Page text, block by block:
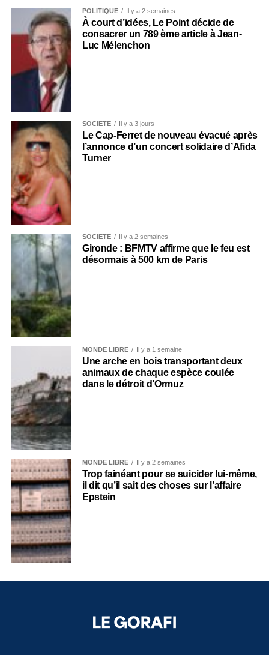
POLITIQUE Il y a 2 semaines
À court d’idées, Le Point décide de
consacrer un 789 ème article à Jean-
Luc Mélenchon
SOCIÉTÉ Il y a 3 jours
Le Cap-Ferret de nouveau évacué après
l’annonce d’un concert solidaire d’Afida
Turner
SOCIÉTÉ Il y a 2 semaines
Gironde : BFMTV affirme que le feu est
désormais à 500 km de Paris
MONDE LIBRE Il y a 1 semaine
Une arche en bois transportant deux
animaux de chaque espèce coulée
dans le détroit d’Ormuz
MONDE LIBRE Il y a 2 semaines
Trop fainéant pour se suicider lui-même,
il dit qu’il sait des choses sur l’affaire
Epstein